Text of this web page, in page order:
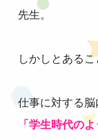
先生。
しかしとあるこ
仕事に対する脳
「学生時代の